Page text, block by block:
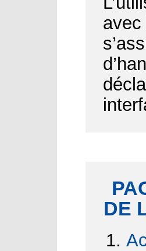
avec
DE